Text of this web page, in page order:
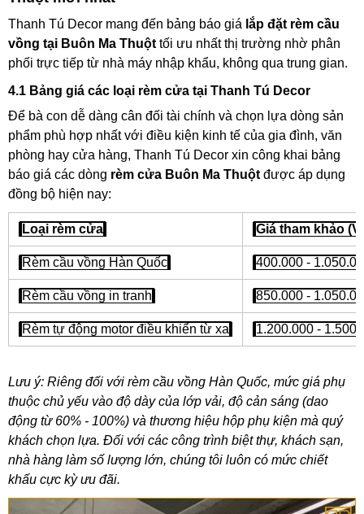
Thanh Tú Decor mang đến bảng báo giá lắp đặt rèm cầu
vồng tại Buôn Ma Thuột tối ưu nhất thị trường nhờ phân
phối trực tiếp từ nhà máy nhập khẩu, không qua trung gian.
4.1 Bảng giá các loại rèm cửa tại Thanh Tú Decor
Để bà con dễ dàng cân đối tài chính và chọn lựa dòng sản
phẩm phù hợp nhất với điều kiện kinh tế của gia đình, văn
phòng hay cửa hàng, Thanh Tú Decor xin công khai bảng
báo giá các dòng rèm cửa Buôn Ma Thuột được áp dụng
đồng bộ hiện nay:
Loại rèm cửa Giá tham khảo
Rèm cầu vồng Hàn Quốc 400.000 -
Rèm cầu vồng in tranh 850.000 -
Rèm tự động motor điều khiển từ xa 1.200.000 -
Lưu ý: Riêng đối với rèm cầu vồng Hàn Quốc, mức giá phụ
thuộc chủ yếu vào độ dày của lớp vải, độ cản sáng (dao
động từ 60% - 100%) và thương hiệu hộp phụ kiện mà quý
khách chọn lựa. Đối với các công trình biệt thự, khách sạn,
nhà hàng làm số lượng lớn, chúng tôi luôn có mức chiết
khấu cực kỳ ưu đãi.